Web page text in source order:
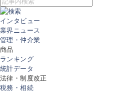
インタビュー
業界ニュース
管理・仲介業
商品
ランキング
統計データ
法律・制度改正
税務・相続